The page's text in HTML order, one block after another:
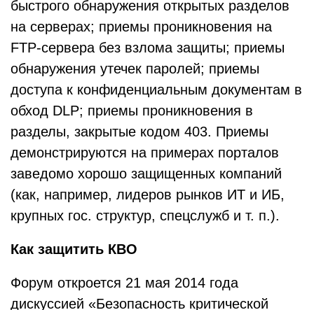
быстрого обнаружения открытых разделов
на серверах; приемы проникновения на
FTP-сервера без взлома защиты; приемы
обнаружения утечек паролей; приемы
доступа к конфиденциальным документам в
обход DLP; приемы проникновения в
разделы, закрытые кодом 403. Приемы
демонстрируются на примерах порталов
заведомо хорошо защищенных компаний
(как, например, лидеров рынков ИТ и ИБ,
крупных гос. структур, спецслужб и т. п.).
Как защитить КВО
Форум откроется 21 мая 2014 года
дискуссией «Безопасность критической